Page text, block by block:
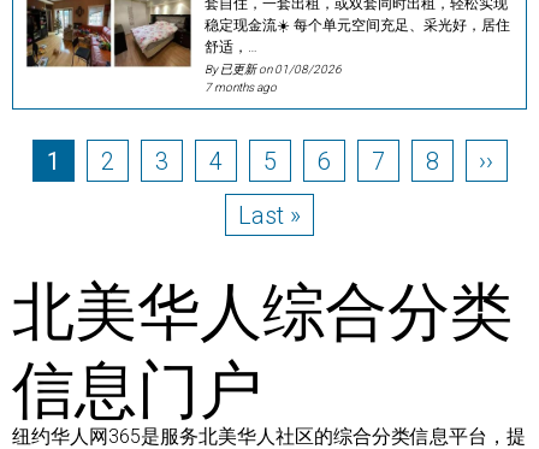
稳定现金流☀️ 每个单元空间充足、采光好，居住
舒适，…
By 已更新 on01/08/2026
7 months ago
Pagination
Page
1 Page
2 Page
3 Page
4 Page
5 Page
6 Page
7 Page
8 Next
››
Last page
Last »
北美华人综合分类
信息门户
纽约华人网365是服务北美华人社区的综合分类信息平台，提